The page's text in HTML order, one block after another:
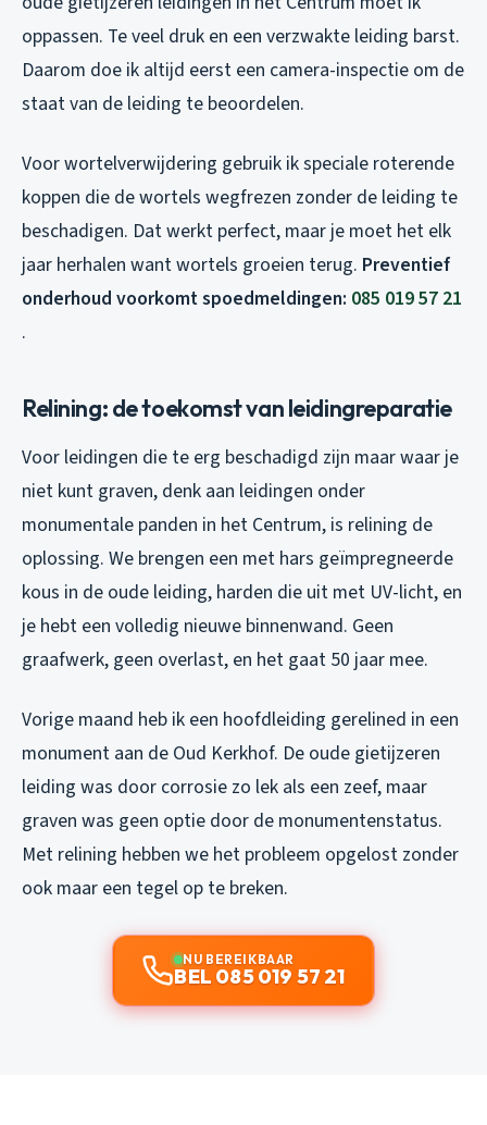
oppassen. Te veel druk en een verzwakte leiding barst.
Daarom doe ik altijd eerst een camera-inspectie om de
staat van de leiding te beoordelen.
Voor wortelverwijdering gebruik ik speciale roterende
koppen die de wortels wegfrezen zonder de leiding te
beschadigen. Dat werkt perfect, maar je moet het elk
jaar herhalen want wortels groeien terug. Preventief
onderhoud voorkomt spoedmeldingen: 085 019 57 21
.
Relining: de toekomst van leidingreparatie
Voor leidingen die te erg beschadigd zijn maar waar je
niet kunt graven, denk aan leidingen onder
monumentale panden in het Centrum, is relining de
oplossing. We brengen een met hars geïmpregneerde
kous in de oude leiding, harden die uit met UV-licht, en
je hebt een volledig nieuwe binnenwand. Geen
graafwerk, geen overlast, en het gaat 50 jaar mee.
Vorige maand heb ik een hoofdleiding gerelined in een
monument aan de Oud Kerkhof. De oude gietijzeren
leiding was door corrosie zo lek als een zeef, maar
graven was geen optie door de monumentenstatus.
Met relining hebben we het probleem opgelost zonder
ook maar een tegel op te breken.
NU BEREIKBAAR
BEL 085 019 57 21